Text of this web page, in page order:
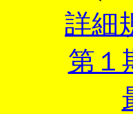
詳細
第１